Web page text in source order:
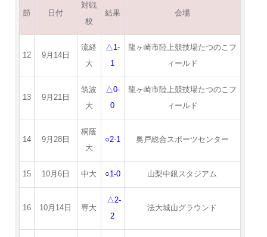
節 日付
対戦
校
結果 会場
12 9月14日
流経
大
△1-
1
龍ヶ崎市陸上競技場たつのこフ
ィールド
13 9月21日
筑波
大
△0-
0
龍ヶ崎市陸上競技場たつのこフ
ィールド
14 9月28日
桐蔭
大
○2-1 奥戸総合スポーツセンター
15 10月6日 中大 ○1-0 山梨中銀スタジアム
16 10月14日 専大
△2-
2
法大城山グラウンド